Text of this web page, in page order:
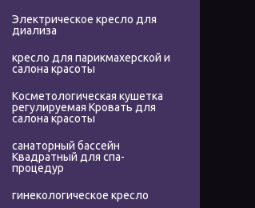
Электрическое кресло для
диализа
кресло для парикмахерской и
салона красоты
Косметологическая кушетка
регулируемая Кровать для
салона красоты
санаторный бассейн
Квадратный для спа-
процедур
гинекологическое кресло